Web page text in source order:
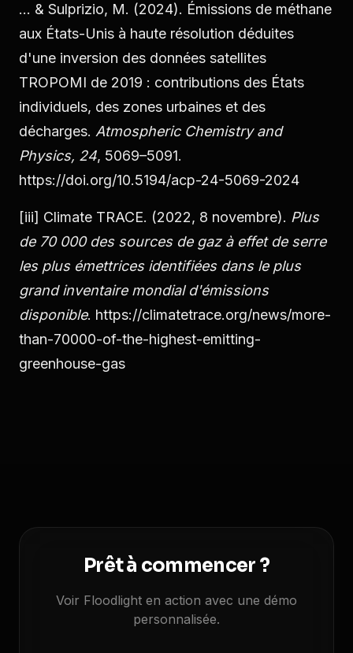
… & Sulprizio, M. (2024). Émissions de méthane
aux États-Unis à haute résolution déduites
d'une inversion des données satellites
TROPOMI de 2019 : contributions des États
individuels, des zones urbaines et des
décharges. Atmospheric Chemistry and
Physics, 24, 5069–5091.
https://doi.org/10.5194/acp-24-5069-2024
[iii] Climate TRACE. (2022, 8 novembre). Plus
de 70 000 des sources de gaz à effet de serre
les plus émettrices identifiées dans le plus
grand inventaire mondial d'émissions
disponible. https://climatetrace.org/news/more-
than-70000-of-the-highest-emitting-
greenhouse-gas
Prêt à commencer ?
Voir Floodlight en action avec une démo
personnalisée.